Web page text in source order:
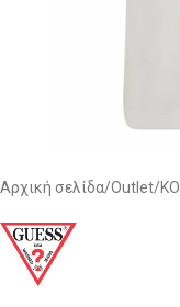
Αρχική σελίδα/Outlet/